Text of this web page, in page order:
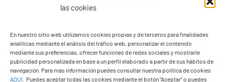
las cookies
En nuestro sitio web utilizamos cookies propias y de terceros para finalidades
analíticas mediante el análisis del tráfico web, personalizar el contenido
mediante sus preferencias, ofrecer funciones de redes sociales y mostrarle
publicidad personalizada en base a un perfil elaborado a partir de sus hábitos de
navegación. Para más información puedes consultar nuestra política de cookies
AQUÍ
Puedes aceptar todas las cookies mediante el botón “Aceptar” o puedes
Plenos OnLine